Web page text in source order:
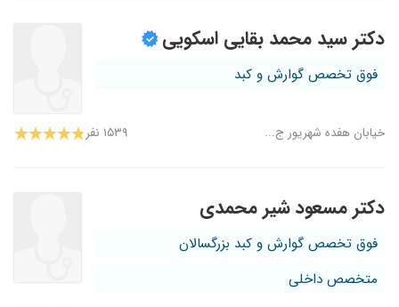
دکتر سید محمد بقایی اسکویی
فوق تخصص گوارش و کبد
خیابان هفده شهریور ج... ۱۵۳۹ نفر
دکتر مسعود شیر محمدی
فوق تخصص گوارش و کبد بزرگسالان
متخصص داخلی